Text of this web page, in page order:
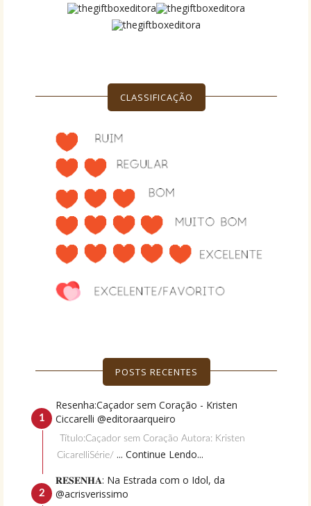
CLASSIFICAÇÃO
POSTS RECENTES
Resenha:Caçador sem Coração - Kristen
Ciccarelli @editoraarqueiro
Título:Caçador sem Coração Autora: Kristen
CicarelliSérie/ ... Continue Lendo...
𝐑𝐄𝐒𝐄𝐍𝐇𝐀: Na Estrada com o Idol, da
@acrisverissimo